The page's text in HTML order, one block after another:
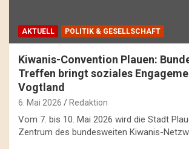
AKTUELL POLITIK & GESELLSCHAFT
Kiwanis-Convention Plauen:
Treffen bringt soziales
Vogtland
6. Mai 2026 Redaktion
Vom 7. bis 10. Mai 2026 wird die Stadt
Zentrum des bundesweiten Kiwanis-